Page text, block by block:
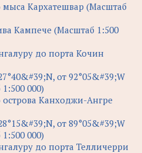
Кархатешвар (Масштаб
Кампече (Масштаб 1:500
до порта Кочин
от 92°05&#39;W
000)
Канходжи-Ангре
от 89°05&#39;W
000)
до порта Телличерри